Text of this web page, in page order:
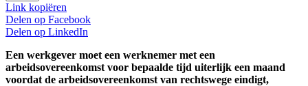
Link kopiëren
Delen op Facebook
Delen op LinkedIn
Een werkgever moet een werknemer met een
arbeidsovereenkomst voor bepaalde tijd uiterlijk een maand
voordat de arbeidsovereenkomst van rechtswege eindigt,